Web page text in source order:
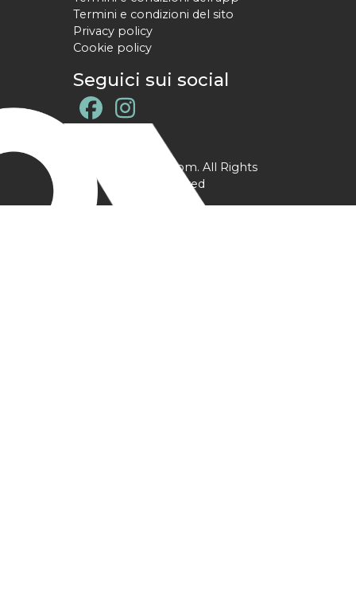
Termini e condizioni del sito
Privacy policy
Cookie policy
Seguici sui social
@ YPtrainer.com. All Rights
Reserved